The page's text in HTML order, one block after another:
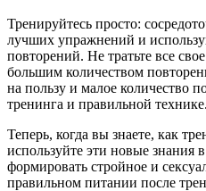
Тренируйтесь просто:
лучших упражнений и
повторений. Не тратьте все
большим количеством
на пользу и малое количество
тренинга и правильной технике.
Теперь, когда вы знаете, как
используйте эти новые знания
формировать стройное и
правильном питании после